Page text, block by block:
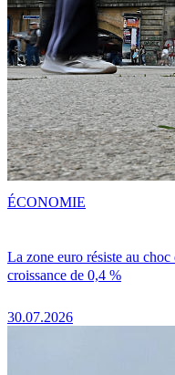
La zone euro résiste au
croissance de 0,4 %
30.07.2026
ÉCONOMIE